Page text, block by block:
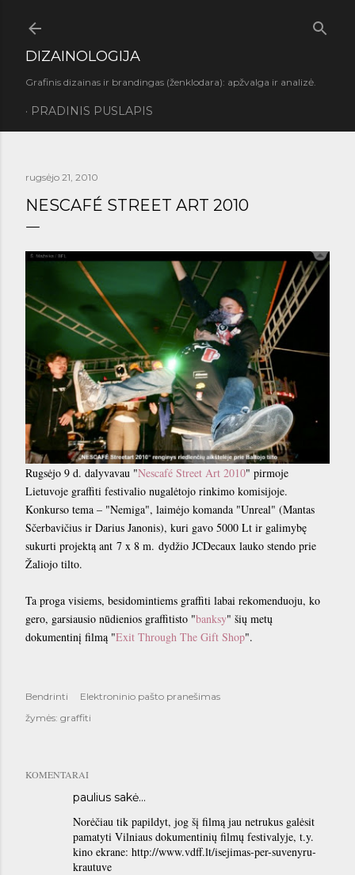
DIZAINOLOGIJA
Grafinis dizainas ir brandingas (ženklodara): apžvalga ir analizė.
PRADINIS PUSLAPIS
rugsėjo 21, 2010
NESCAFÉ STREET ART 2010
Rugsėjo 9 d. dalyvavau "Nescafé Street Art 2010" pirmoje
Lietuvoje graffiti festivalio nugalėtojo rinkimo komisijoje.
Konkurso tema – "Nemiga", laimėjo komanda "Unreal" (Mantas
Sčerbavičius ir Darius Janonis), kuri gavo 5000 Lt ir galimybę
sukurti projektą ant 7 x 8 m. dydžio JCDecaux lauko stendo prie
Žaliojo tilto.
Ta proga visiems, besidomintiems graffiti labai rekomenduoju, ko
gero, garsiausio nūdienios graffitisto "banksy" šių metų
dokumentinį filmą "Exit Through The Gift Shop".
Bendrinti
Elektroninio pašto pranešimas
žymės: graffiti
KOMENTARAI
paulius sakė…
Norėčiau tik papildyt, jog šį filmą jau netrukus galėsit
pamatyti Vilniaus dokumentinių filmų festivalyje, t.y.
kino ekrane: http://www.vdff.lt/isejimas-per-suvenyru-
krautuve